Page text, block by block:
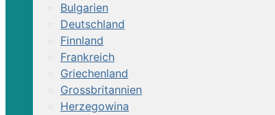
Über Uns
Bulgarien
Deutschland
Finnland
Frankreich
Griechenland
Grossbritannien
Herzegowina